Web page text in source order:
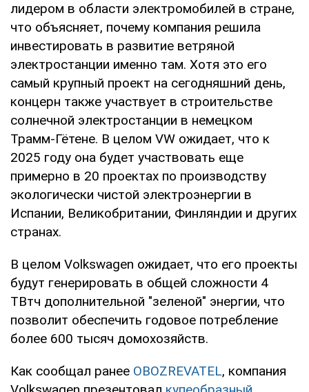
лидером в области электромобилей в стране,
что объясняет, почему компания решила
инвестировать в развитие ветряной
электростанции именно там. Хотя это его
самый крупный проект на сегодняшний день,
концерн также участвует в строительстве
солнечной электростанции в немецком
Трамм-Гётене. В целом VW ожидает, что к
2025 году она будет участвовать еще
примерно в 20 проектах по производству
экологически чистой электроэнергии в
Испании, Великобритании, Финляндии и других
странах.
В целом Volkswagen ожидает, что его проекты
будут генерировать в общей сложности 4
ТВтч дополнительной "зеленой" энергии, что
позволит обеспечить годовое потребление
более 600 тысяч домохозяйств.
Как сообщал ранее OBOZREVATEL, компания